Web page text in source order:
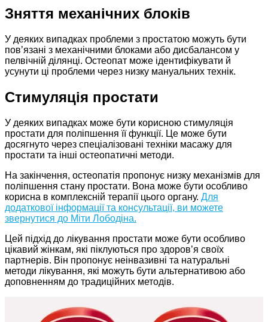
Зняття механічних блоків
У деяких випадках проблеми з простатою можуть бути
пов’язані з механічними блоками або дисбалансом у
пелвічній ділянці. Остеопат може ідентифікувати й
усунути ці проблеми через низку мануальних технік.
Стимуляція простати
У деяких випадках може бути корисною стимуляція
простати для поліпшення її функції. Це може бути
досягнуто через спеціалізовані техніки масажу для
простати та інші остеопатичні методи.
На закінчення, остеопатія пропонує низку механізмів для
поліпшення стану простати. Вона може бути особливо
корисна в комплексній терапії цього органу. Для
додаткової інформації та консультації, ви можете
звернутися до Міти Лободіна.
Цей підхід до лікування простати може бути особливо
цікавий жінкам, які піклуються про здоров’я своїх
партнерів. Він пропонує неінвазивні та натуральні
методи лікування, які можуть бути альтернативою або
доповненням до традиційних методів.